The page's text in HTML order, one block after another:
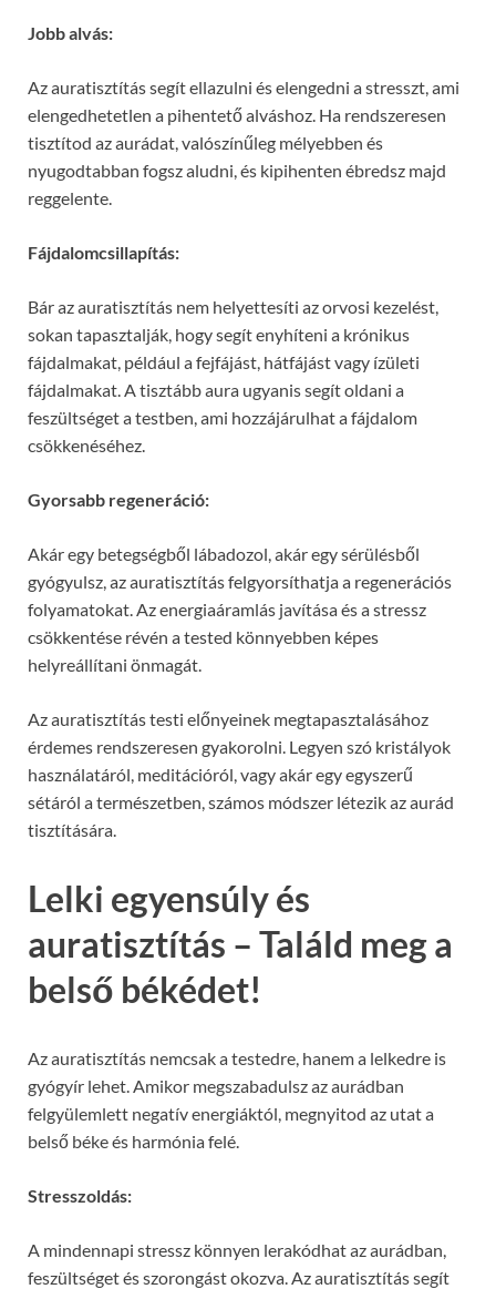
Jobb alvás:
Az auratisztítás segít ellazulni és elengedni a stresszt, ami
elengedhetetlen a pihentető alváshoz. Ha rendszeresen
tisztítod az aurádat, valószínűleg mélyebben és
nyugodtabban fogsz aludni, és kipihenten ébredsz majd
reggelente.
Fájdalomcsillapítás:
Bár az auratisztítás nem helyettesíti az orvosi kezelést,
sokan tapasztalják, hogy segít enyhíteni a krónikus
fájdalmakat, például a fejfájást, hátfájást vagy ízületi
fájdalmakat. A tisztább aura ugyanis segít oldani a
feszültséget a testben, ami hozzájárulhat a fájdalom
csökkenéséhez.
Gyorsabb regeneráció:
Akár egy betegségből lábadozol, akár egy sérülésből
gyógyulsz, az auratisztítás felgyorsíthatja a regenerációs
folyamatokat. Az energiaáramlás javítása és a stressz
csökkentése révén a tested könnyebben képes
helyreállítani önmagát.
Az auratisztítás testi előnyeinek megtapasztalásához
érdemes rendszeresen gyakorolni. Legyen szó kristályok
használatáról, meditációról, vagy akár egy egyszerű
sétáról a természetben, számos módszer létezik az aurád
tisztítására.
Lelki egyensúly és
auratisztítás – Találd meg a
belső békédet!
Az auratisztítás nemcsak a testedre, hanem a lelkedre is
gyógyír lehet. Amikor megszabadulsz az aurádban
felgyülemlett negatív energiáktól, megnyitod az utat a
belső béke és harmónia felé.
Stresszoldás:
A mindennapi stressz könnyen lerakódhat az aurádban,
feszültséget és szorongást okozva. Az auratisztítás segít